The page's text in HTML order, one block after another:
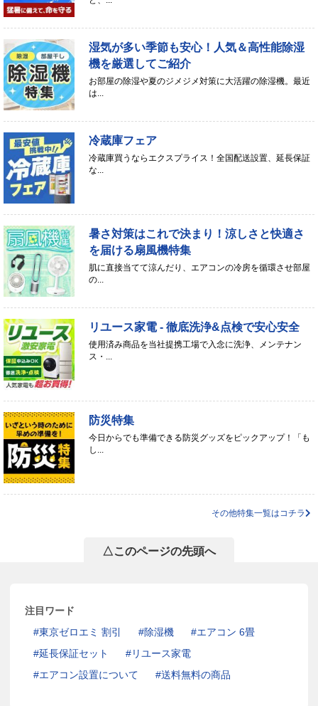
湿気が多い季節も安心！人気＆高性能除湿
機を厳選してご紹介
お部屋の除湿や夏のジメジメ対策に大活躍の除湿機。最近
は...
冷蔵庫フェア
冷蔵庫買うならエクスプライス！全国配送設置、延長保証
な...
暑さ対策はこれで決まり！涼しさと快適さ
を届ける扇風機特集
肌に直接当てて涼んだり、エアコンの冷房を循環させ部屋
の...
リユース家電 - 徹底洗浄&点検で安心安全
使用済み商品を当社提携工場で入念に洗浄、メンテナン
ス・...
防災特集
今日からでも準備できる防災グッズをピックアップ！「も
し...
その他特集一覧はコチラ
△このページの先頭へ
注目ワード
東京ゼロエミ 割引
除湿機
エアコン 6畳
延長保証セット
リユース家電
エアコン設置について
送料無料の商品